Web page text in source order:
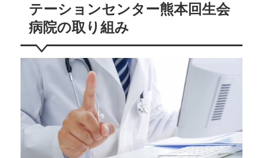
テーションセンター熊本回生会
病院の取り組み